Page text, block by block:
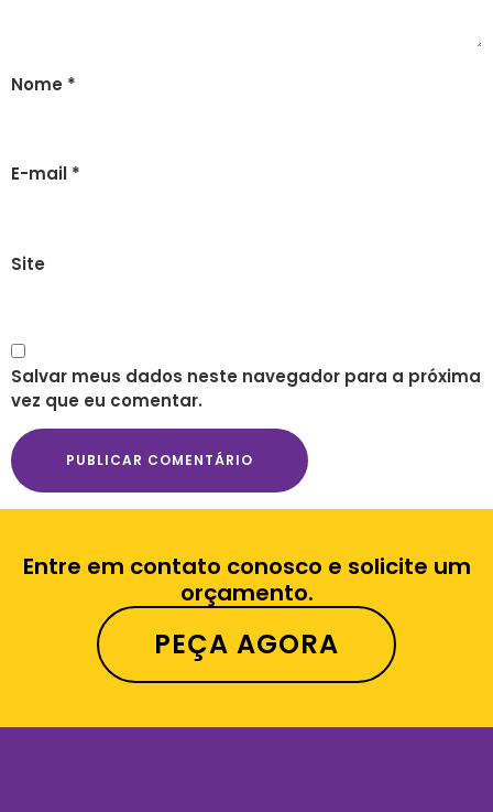
Nome *
E-mail *
Site
Salvar meus dados neste navegador para a próxima
vez que eu comentar.
Entre em contato conosco e solicite um
orçamento.
PEÇA AGORA